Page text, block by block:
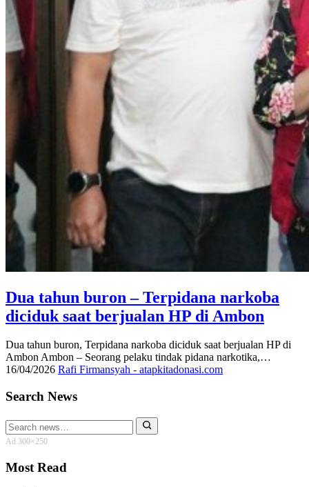
Dua tahun buron – Terpidana narkoba
diciduk saat berjualan HP di Ambon
Dua tahun buron, Terpidana narkoba diciduk saat berjualan HP di
Ambon Ambon – Seorang pelaku tindak pidana narkotika,…
16/04/2026 Rafi Firmansyah - atapkitadonasi.com
Search News
Search
for:
Ad 300×250
Most Read